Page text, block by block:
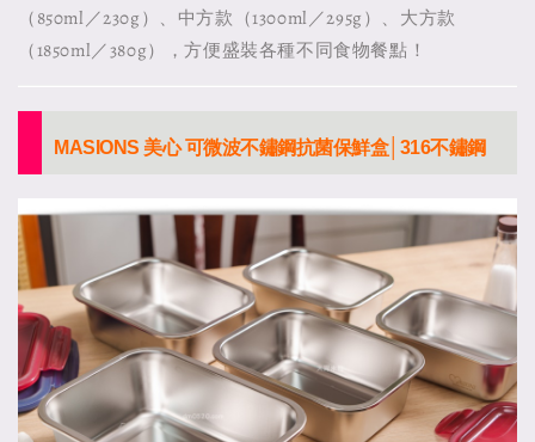
（850ml／230g）、中方款（1300ml／295g）、大方款
（1850ml／380g），方便盛裝各種不同食物餐點！
MASIONS 美心 可微波不鏽鋼抗菌保鮮盒│316不鏽鋼